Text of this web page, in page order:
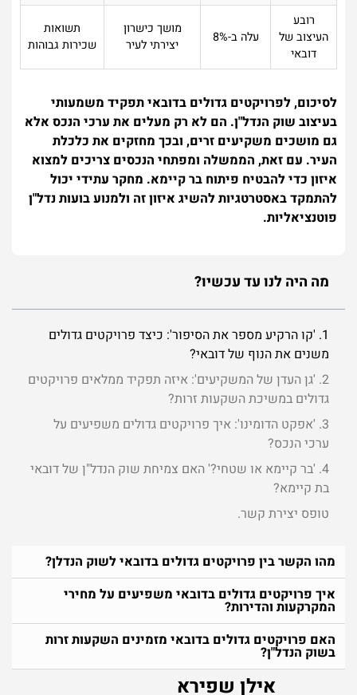
רובע
העיצוב של
דובאי
עלה ב-8%
מושך כישרון
יצירתי לעיר
תשואות
שכירות גבוהות
לסיכום, לפרויקטים גדולים בדובאי תפקיד משמעותי
בעיצוב שוק הנדל"ן. הם לא רק מעלים את ערכי הנכס אלא
גם מושכים משקיעים זרים, ובכך מחזקים את כלכלת
העיר. עם זאת, הממשלה ומפתחי הנכסים צריכים למצוא
איזון כדי להבטיח פיתוח בר קיימא. מחקר עתידי יכול
להתמקד באסטרטגיות להשיג איזון זה ולמנוע בועות נדל"ן
פוטנציאליות.
מה היה לנו עד עכשיו?
1. 'קו הרקיע מספר את הסיפור': כיצד פרויקטים גדולים
משנים את הנוף של דובאי?
2. 'גן העדן של המשקיעים': איזה תפקיד ממלאים פרויקטים
גדולים במשיכת השקעות זרות?
3. 'אפקט הדומינו': איך פרויקטים גדולים משפיעים על
ערכי הנכס?
4. 'בר קיימא או שטחי?' האם צמיחת שוק הנדל"ן של דובאי
בת קיימא?
טופס יצירת קשר ​.
מהו הקשר בין פרויקטים גדולים בדובאי לשוק הנדלן?
איך פרויקטים גדולים בדובאי משפיעים על מחירי
המקרקעות והדירות?
האם פרויקטים גדולים בדובאי מזמינים השקעות זרות
בשוק הנדל"ן?
אילן שפירא